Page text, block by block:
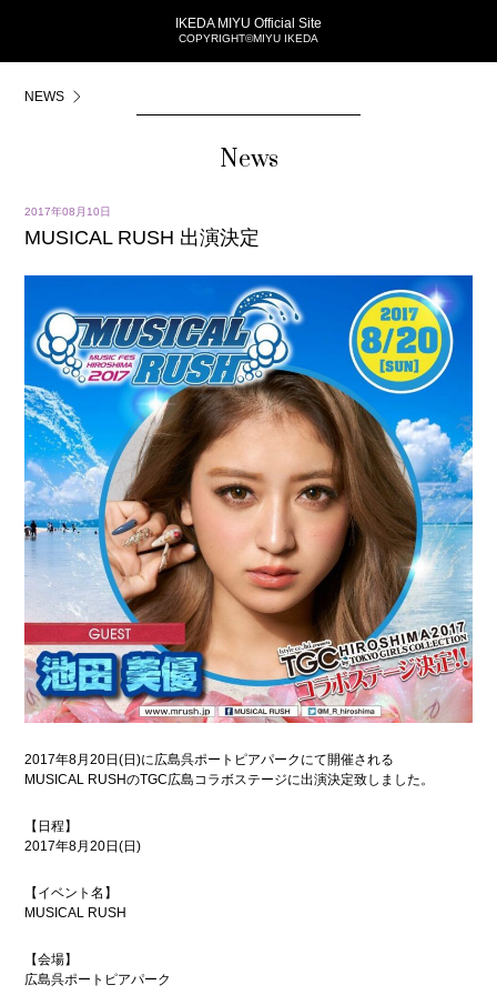
IKEDA MIYU Official Site
COPYRIGHT©MIYU IKEDA
NEWS
News
2017年08月10日
MUSICAL RUSH 出演決定
2017年8月20日(日)に広島呉ポートピアパークにて開催される
MUSICAL RUSHのTGC広島コラボステージに出演決定致しました。
【日程】
2017年8月20日(日)
【イベント名】
MUSICAL RUSH
【会場】
広島呉ポートピアパーク